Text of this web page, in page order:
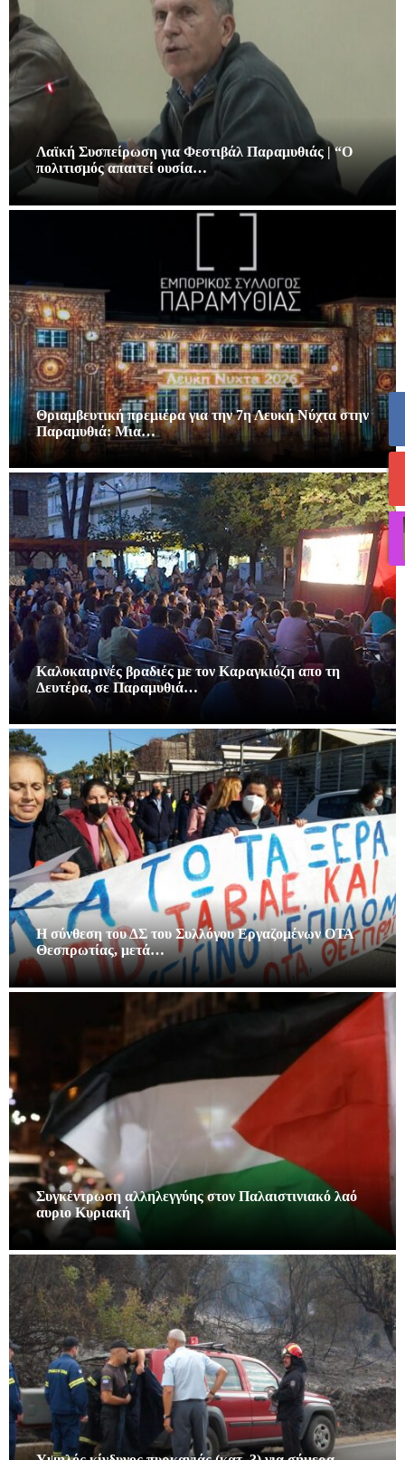
Λαϊκή Συσπείρωση για Φεστιβάλ Παραμυθιάς | “Ο
πολιτισμός απαιτεί ουσία…
Θριαμβευτική πρεμιέρα για την 7η Λευκή Νύχτα στην
Παραμυθιά: Μια…
Καλοκαιρινές βραδιές με τον Καραγκιόζη απο τη
Δευτέρα, σε Παραμυθιά…
Η σύνθεση του ΔΣ του Συλλόγου Εργαζομένων ΟΤΑ
Θεσπρωτίας, μετά…
Συγκέντρωση αλληλεγγύης στον Παλαιστινιακό λαό
αυριο Κυριακή